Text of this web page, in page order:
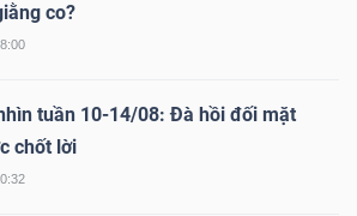
co?
tuần 10-14/08: Đà hồi đối mặt
chốt lời